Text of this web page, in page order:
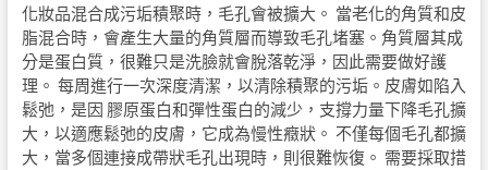
化妝品混合成污垢積聚時，毛孔會被擴大。 當老化的角質和皮
脂混合時，會產生大量的角質層而導致毛孔堵塞。角質層其成
分是蛋白質，很難只是洗臉就會脫落乾淨，因此需要做好護
理。 每周進行一次深度清潔，以清除積聚的污垢。皮膚如陷入
鬆弛，是因 膠原蛋白和彈性蛋白的減少，支撐力量下降毛孔擴
大，以適應鬆弛的皮膚，它成為慢性癥狀。 不僅每個毛孔都擴
大，當多個連接成帶狀毛孔出現時，則很難恢復。 需要採取措